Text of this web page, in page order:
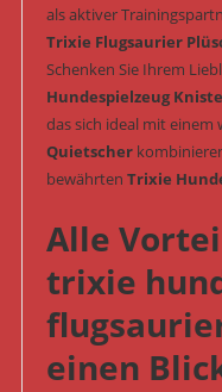
als aktiver
Trixie Flugsaurier
Schenken Sie Ihrem
Hundespielzeug
das sich ideal mit einem
Quietscher
bewährten Trixie
Alle
trixie
einen